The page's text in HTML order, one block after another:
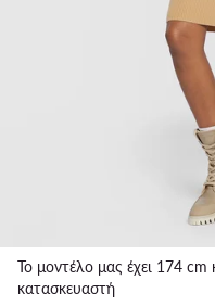
Το μοντέλο μας έχει 174 cm
κατασκευαστή